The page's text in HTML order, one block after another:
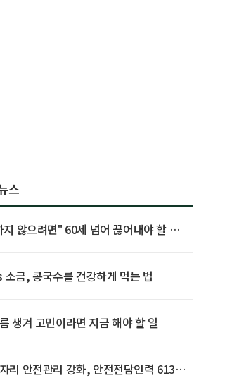
스
않으려면" 60세 넘어 끊어내야 할 사
소금, 콩국수를 건강하게 먹는 법
생겨 고민이라면 지금 해야 할 일
리 안전관리 강화, 안전전담인력 613명